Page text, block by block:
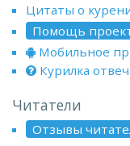
Цитаты о
Помощь
Мобильное
Курилка
Читатели
Отзывы